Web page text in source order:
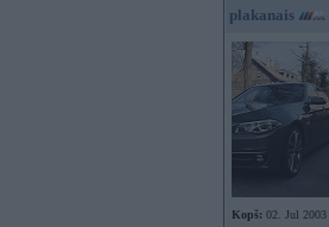
plakanais
Kopš: 02. Jul 2003